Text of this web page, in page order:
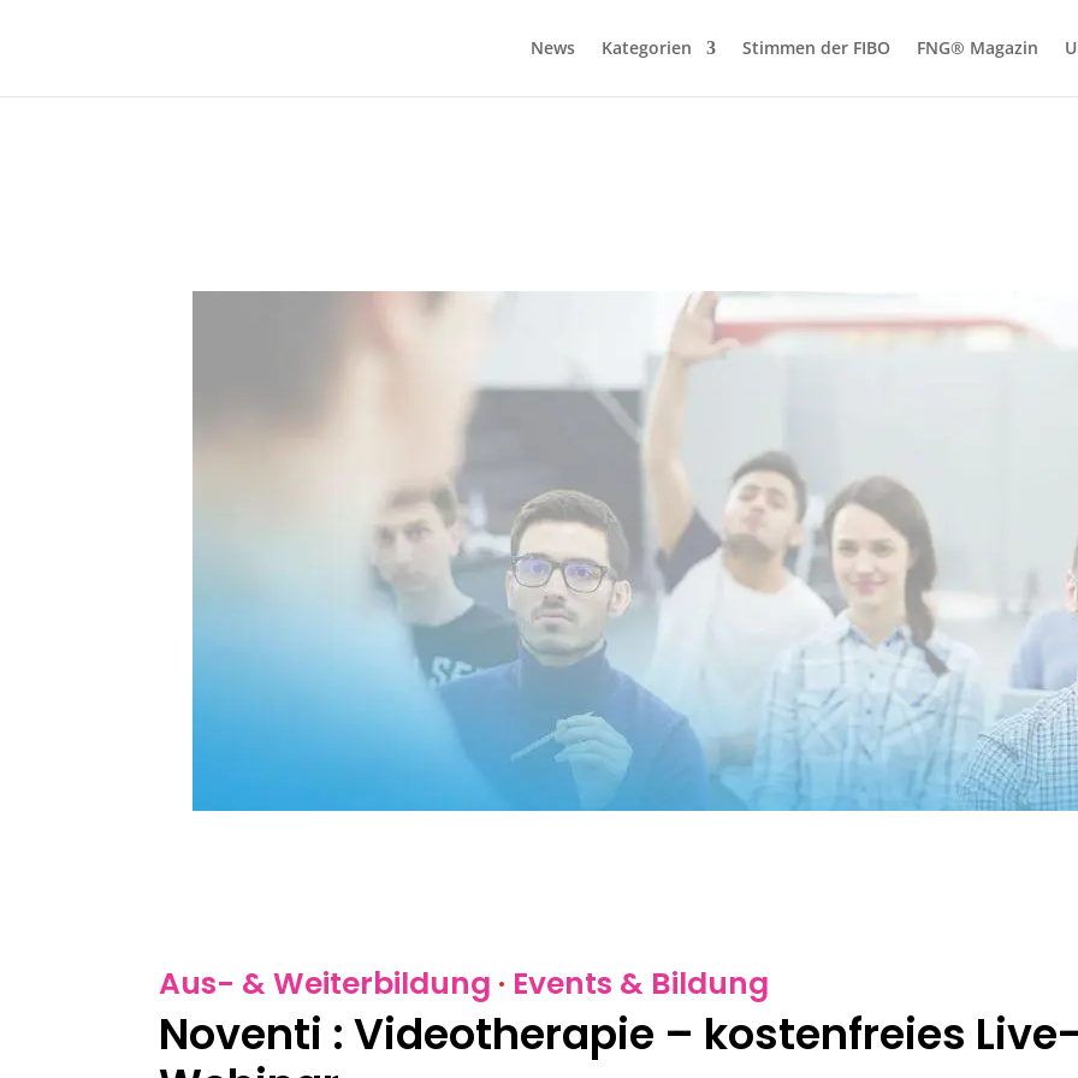
News Kategorien Stimmen der FIBO FNG® Magazin
Aus- & Weiterbildung · Events & Bildung
Noventi : Videotherapie – kostenfreies